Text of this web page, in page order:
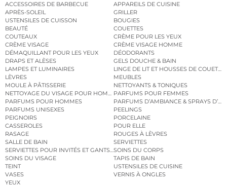
ACCESSOIRES DE BARBECUE
APPAREILS DE CUISINE
APRÈS-SOLEIL
GRILLER
USTENSILES DE CUISSON
BOUGIES
BEAUTÉ
COUETTES
COUTEAUX
CRÈME POUR LES YEUX
CRÈME VISAGE
CRÈME VISAGE HOMME
DÉMAQUILLANT POUR LES YEUX
DÉODORANTS
DRAPS ET ALÈSES
GELS DOUCHE & BAIN
LAMPES ET LUMINAIRES
LINGE DE LIT ET HOUSSES DE COUETTE
LÈVRES
MEUBLES
MOULE À PÂTISSERIE
NETTOYANTS & TONIQUES
NETTOYAGE DU VISAGE POUR HOMMESPARFUMS POUR FEMMES
PARFUMS POUR HOMMES
PARFUMS D’AMBIANCE & SPRAYS
PARFUMS UNISEXES
PEELINGS
PEIGNOIRS
PORCELAINE
CASSEROLES
POUR ELLE
RASAGE
ROUGES À LÈVRES
SALLE DE BAIN
SERVIETTES
SERVIETTES POUR INVITÉS ET GANTS DE TOILETTE
SOINS DU CORPS
SOINS DU VISAGE
TAPIS DE BAIN
TEINT
USTENSILES DE CUISINE
VASES
VERNIS À ONGLES
YEUX